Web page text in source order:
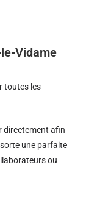
Vidame
toutes les
directement afin
une parfaite
ou